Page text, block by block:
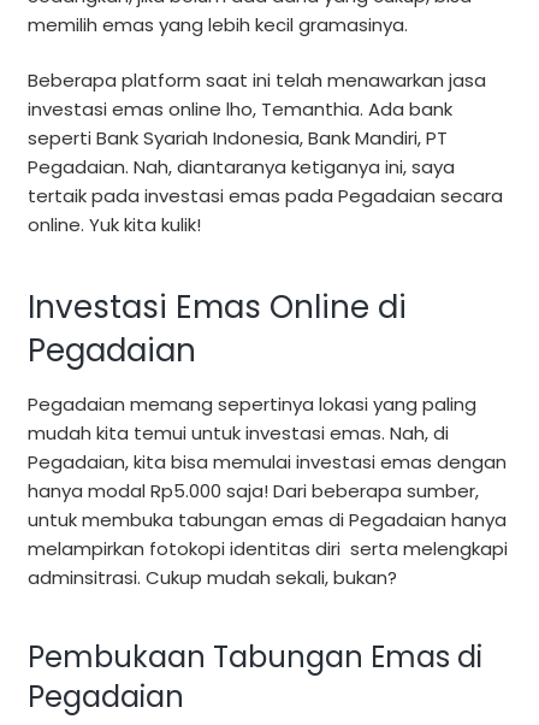
memilih emas yang lebih kecil gramasinya.
Beberapa platform saat ini telah menawarkan jasa
investasi emas online lho, Temanthia. Ada bank
seperti Bank Syariah Indonesia, Bank Mandiri, PT
Pegadaian. Nah, diantaranya ketiganya ini, saya
tertaik pada investasi emas pada Pegadaian secara
online. Yuk kita kulik!
Investasi Emas Online di
Pegadaian
Pegadaian memang sepertinya lokasi yang paling
mudah kita temui untuk investasi emas. Nah, di
Pegadaian, kita bisa memulai investasi emas dengan
hanya modal Rp5.000 saja! Dari beberapa sumber,
untuk membuka tabungan emas di Pegadaian hanya
melampirkan fotokopi identitas diri serta melengkapi
adminsitrasi. Cukup mudah sekali, bukan?
Pembukaan Tabungan Emas di
Pegadaian